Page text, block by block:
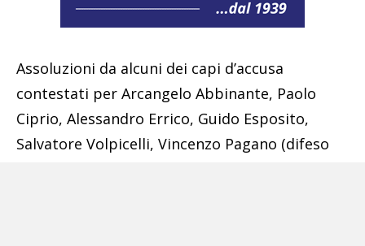
Assoluzioni da alcuni dei capi d’accusa
contestati per Arcangelo Abbinante, Paolo
Ciprio, Alessandro Errico, Guido Esposito,
Salvatore Volpicelli, Vincenzo Pagano (difeso